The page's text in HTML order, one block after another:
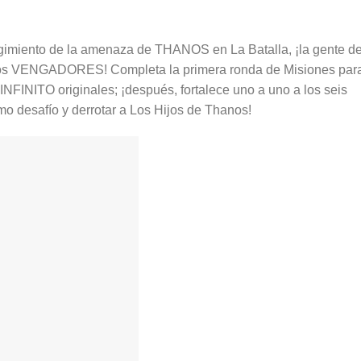
de la amenaza de THANOS en La Batalla, ¡la gente
VENGADORES! Completa la primera ronda de Misiones
originales; ¡después, fortalece uno a uno a los seis
desafío y derrotar a Los Hijos de Thanos!